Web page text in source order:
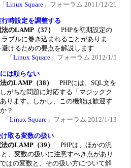
「 Linux Square 」フォーラム 2011/12/21
時設定を調整する
のLAMP（37）
PHPを初期設定の
ブルに巻き込まれることがありま
けるための要点を解説します
「 Linux Square 」フォーラム 2012/1/5
は頼らない
のLAMP（38）
PHPには、SQL文を
がちな問題に対応する「マジックク
ります。しかし、この機能は歓迎す
？
「 Linux Square 」フォーラム 2012/1/13
取る変数の扱い
のLAMP（39）
PHPは、ほかの汎
、変数の扱いに注意すべき点があり
はの変数と、その扱い方について解